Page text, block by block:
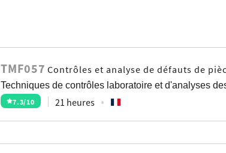
TMF057 Contrôles et analyse de défauts de
Techniques de contrôles laboratoire et d'analyses
7.3/10 21 heures